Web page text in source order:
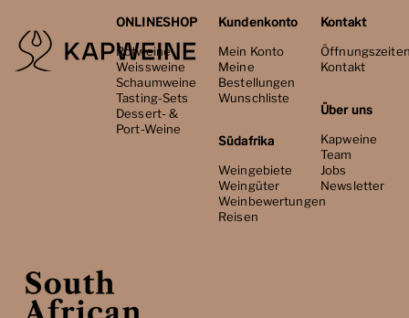
ONLINESHOP
Rotweine
Weissweine
Schaumweine
Tasting-Sets
Dessert- &
Port-Weine
Kundenkonto
Mein Konto
Meine
Bestellungen
Wunschliste
Südafrika
Weingebiete
Weingüter
Weinbewertungen
Reisen
Kontakt
Kontakt
Über uns
Kapweine
Team
Jobs
Newsletter